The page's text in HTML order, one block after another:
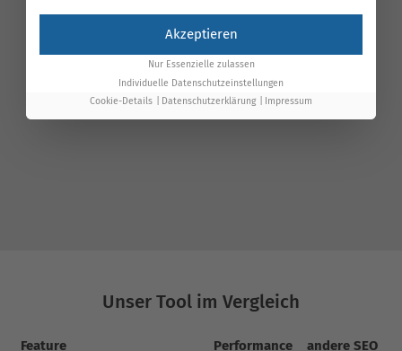
Unser Tool im Vergleich
Feature
Performance
andere SEO
Akzeptieren
Nur Essenzielle zulassen
Individuelle Datenschutzeinstellungen
Cookie-Details
Datenschutzerklärung Impressum